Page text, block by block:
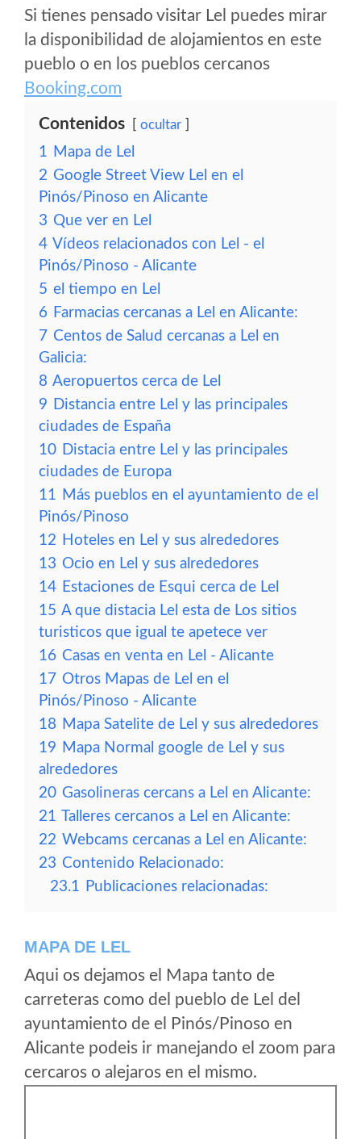
Si tienes pensado visitar Lel puedes mirar
la disponibilidad de alojamientos en este
pueblo o en los pueblos cercanos
Booking.com
Contenidos ocultar
1 Mapa de Lel
2 Google Street View Lel en el
Pinós/Pinoso en Alicante
3 Que ver en Lel
4 Vídeos relacionados con Lel - el
Pinós/Pinoso - Alicante
5 el tiempo en Lel
6 Farmacias cercanas a Lel en Alicante:
7 Centos de Salud cercanas a Lel en
Galicia:
8 Aeropuertos cerca de Lel
9 Distancia entre Lel y las principales
ciudades de España
10 Distacia entre Lel y las principales
ciudades de Europa
11 Más pueblos en el ayuntamiento de el
Pinós/Pinoso
12 Hoteles en Lel y sus alrededores
13 Ocio en Lel y sus alrededores
14 Estaciones de Esqui cerca de Lel
15 A que distacia Lel esta de Los sitios
turisticos que igual te apetece ver
16 Casas en venta en Lel - Alicante
17 Otros Mapas de Lel en el
Pinós/Pinoso - Alicante
18 Mapa Satelite de Lel y sus alrededores
19 Mapa Normal google de Lel y sus
alrededores
20 Gasolineras cercans a Lel en Alicante:
21 Talleres cercanos a Lel en Alicante:
22 Webcams cercanas a Lel en Alicante:
23 Contenido Relacionado:
23.1 Publicaciones relacionadas:
MAPA DE LEL
Aqui os dejamos el Mapa tanto de
carreteras como del pueblo de Lel del
ayuntamiento de el Pinós/Pinoso en
Alicante podeis ir manejando el zoom para
cercaros o alejaros en el mismo.